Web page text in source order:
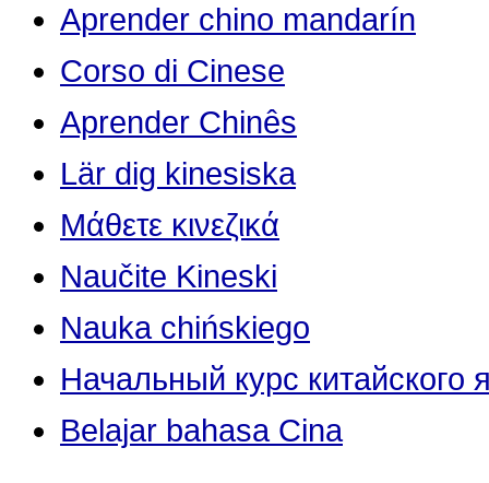
Aprender chino mandarín
Corso di Cinese
Aprender Chinês
Lär dig kinesiska
Μάθετε κινεζικά
Naučite Kineski
Nauka chińskiego
Начальный курс китайского
Belajar bahasa Cina